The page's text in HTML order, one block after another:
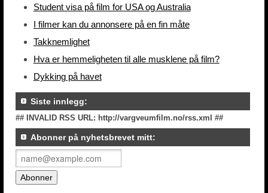
Student visa på film for USA og Australia
I filmer kan du annonsere på en fin måte
Takknemlighet
Hva er hemmeligheten til alle musklene på film?
Dykking på havet
Siste innlegg:
## INVALID RSS URL: http://vargveumfilm.no/rss.xml ##
Abonner på nyhetsbrevet mitt: